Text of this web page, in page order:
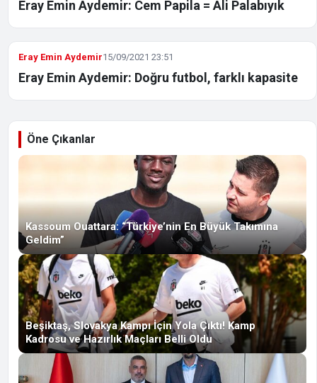
Eray Emin Aydemir: Cem Papila = Ali Palabıyık
Eray Emin Aydemir15/09/2021 23:51
Eray Emin Aydemir: Doğru futbol, farklı kapasite
Öne Çıkanlar
Kassoum Ouattara: “Türkiye’nin En Büyük Takımına
Geldim”
Beşiktaş, Slovakya Kampı İçin Yola Çıktı! Kamp
Kadrosu ve Hazırlık Maçları Belli Oldu